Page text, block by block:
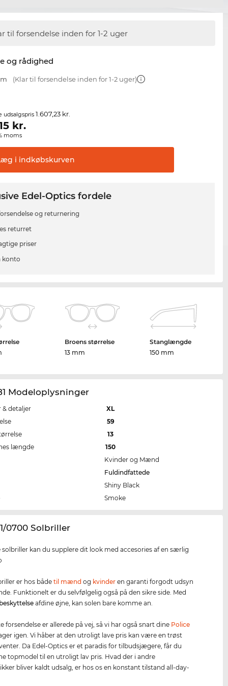
til forsendelse inden for 1-2 uger
og rådighed
(Klar til forsendelse inden for 1-2 uger)
udsalgspris1.607,23 kr.
kr.
moms
i indkøbskurven
Edel-Optics fordele
og returnering
returret
priser
konto
Broens størrelse
13 mm
Stanglængde
150 mm
Modeloplysninger
& detaljer
XL
59
13
længde
150
Kvinder og Mænd
Fuldindfattede
Shiny Black
Smoke
0700 Solbriller
solbriller kan du supplere dit look med accesories af en særlig
er hos bådetil mænd og kvinder en garanti forgodt udsyn
Funktionelt er du selvfølgelig også på den sikre side. Med
afdine øjne, kan solen bare komme an.
forsendelse er allerede på vej, så vi har også snart dine Police
igen. Vi håber at den utroligt lave pris kan være en trøst
Da Edel-Optics er et paradis for tilbudsjægere, får du
topmodel til en utroligt lav pris. Hvad der i andre
bliver kaldt udsalg, er hos os en konstant tilstand all-day-